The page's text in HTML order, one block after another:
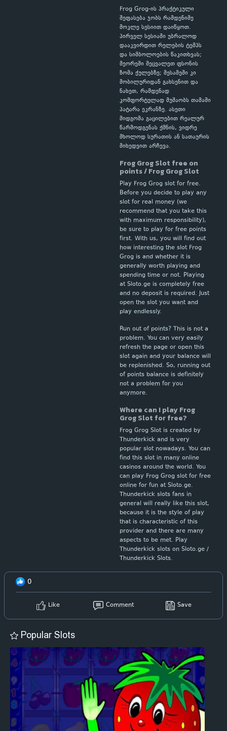
Frog Grog-ის პრაქტიკული
შეფასება ჯობს რამდენიმე
მოკლე სესიით დაიწყოთ.
პირველ სესიაში უბრალოდ
დააკვირდით რელების ტემპს
და სიმბოლოების წაკითხვას;
მეორეში შეცვალეთ ფსონის
ზომა ქულებზე; მესამეში კი
მობილურიდან გახსენით და
ნახეთ, რამდენად
კომფორტულად მუშაობს თამაში
პატარა ეკრანზე. ასეთი
მიდგომა გაცილებით რეალურ
წარმოდგენას ქმნის, ვიდრე
მხოლოდ სურათის ან სათაურის
მიხედვით არჩევა.
Frog Grog Slot free on
points / Frog Grog Slot
Play Frog Grog slot for free.
Before you decide to play any
slot for real money (we
recommend that you take this
with maximum responsibility),
be sure to play for free points
first. With us, you will find out
how interesting the slot Frog
Grog is and whether it is
generally worth playing and
spending time or not. Playing
at Sloto.ge is completely free
and no deposit is required. Just
open the slot you want and
play endlessly.
Run out of points? This is not a
problem. You can very easily
refresh the page or open this
slot again and your balance will
be replenished. So, running out
of points balance is definitely
not a problem for you
anymore.
Where can I play Frog
Grog Slot for free?
Frog Grog Slot is created by
Thunderkick and is very
popular slot nowadays. You can
find this slot in many online
casinos around the world. You
can play Frog Grog slot for free
online for fun at Sloto.ge.
Thunderkick slots fans in
general will really like this slot,
because it is the style of play
that is characteristic of this
provider and there are many
aspects to be met. Play
Thunderkick slots on Sloto.ge /
Thunderkick Slots.
0
Like Comment Save
Popular Slots